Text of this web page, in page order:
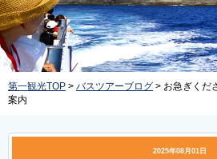
第一観光TOP > バスツアーブログ > お急ぎくだ
案内
2025年08月01日